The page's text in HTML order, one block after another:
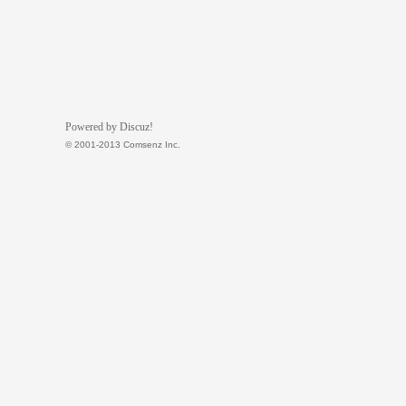
Powered by Discuz!
© 2001-2013 Comsenz Inc.